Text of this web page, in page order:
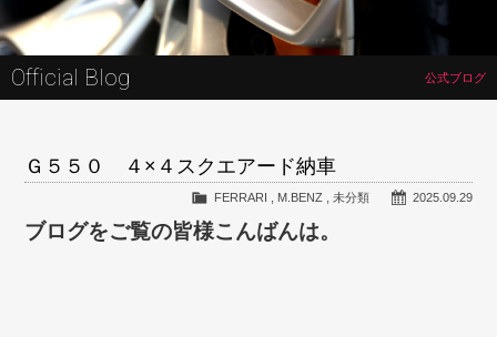
Official Blog 公式ブログ
Ｇ５５０ ４×４スクエアード納車
2025.09.29
FERRARI M.BENZ 未分類
ブログをご覧の皆様こんばんは。